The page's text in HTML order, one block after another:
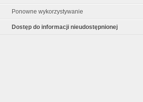
Ponowne wykorzystywanie
Dostęp do informacji nieudostępnionej